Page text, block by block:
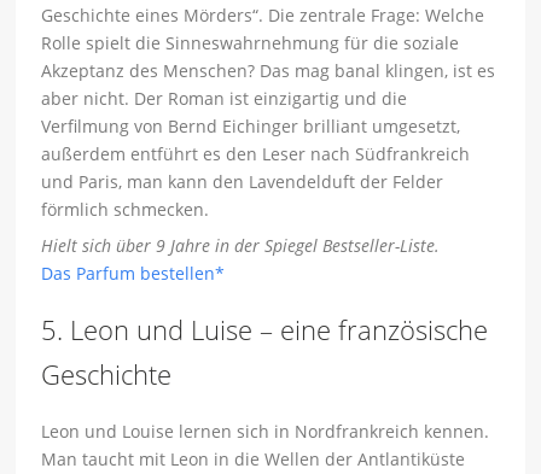
Geschichte eines Mörders“. Die zentrale Frage: Welche
Rolle spielt die Sinneswahrnehmung für die soziale
Akzeptanz des Menschen? Das mag banal klingen, ist es
aber nicht. Der Roman ist einzigartig und die
Verfilmung von Bernd Eichinger brilliant umgesetzt,
außerdem entführt es den Leser nach Südfrankreich
und Paris, man kann den Lavendelduft der Felder
förmlich schmecken.
Hielt sich über 9 Jahre in der Spiegel Bestseller-Liste.
Das Parfum bestellen*
5. Leon und Luise – eine französische
Geschichte
Leon und Louise lernen sich in Nordfrankreich kennen.
Man taucht mit Leon in die Wellen der Antlantiküste